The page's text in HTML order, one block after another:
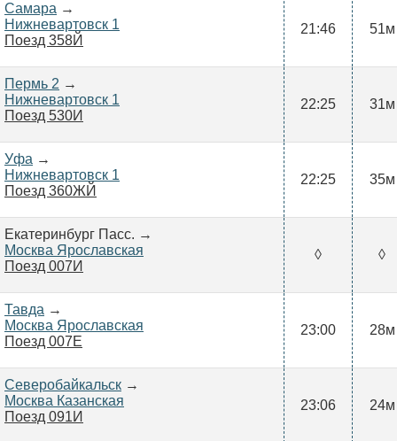
Самара →
Нижневартовск 1
Поезд 358Й
21:46 51м
Пермь 2 →
Нижневартовск 1
Поезд 530И
22:25 31м
Уфа →
Нижневартовск 1
Поезд 360ЖЙ
22:25 35м
Екатеринбург Пасс. →
Москва Ярославская
Поезд 007И
◊ ◊
Тавда →
Москва Ярославская
Поезд 007Е
23:00 28м
Северобайкальск →
Москва Казанская
Поезд 091И
23:06 24м